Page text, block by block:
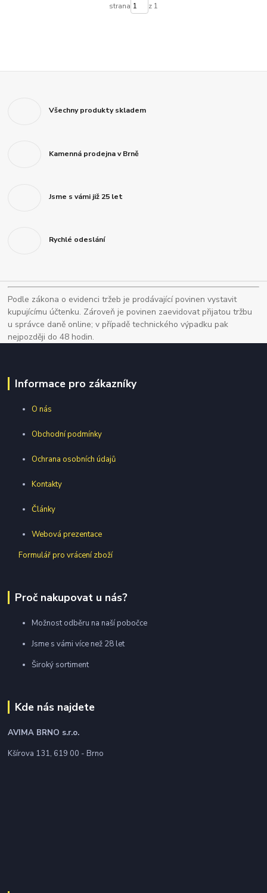
strana z 1
Všechny produkty skladem
Kamenná prodejna v Brně
Jsme s vámi již 25 let
Rychlé odeslání
Podle zákona o evidenci tržeb je prodávající povinen vystavit
kupujícímu účtenku. Zároveň je povinen zaevidovat přijatou tržbu
u správce daně online; v případě technického výpadku pak
nejpozději do 48 hodin.
Informace pro zákazníky
O nás
Obchodní podmínky
Ochrana osobních údajů
Kontakty
Články
Webová prezentace
Formulář pro vrácení zboží
Proč nakupovat u nás?
Možnost odběru na naší pobočce
Jsme s vámi více než 28 let
Široký sortiment
Kde nás najdete
AVIMA BRNO s.r.o.
Kšírova 131, 619 00 - Brno